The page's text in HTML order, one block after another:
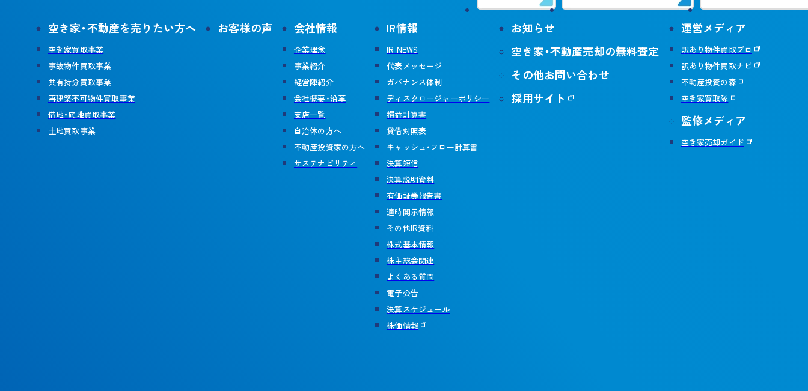
空き家・不動産を売りたい方へ
空き家買取事業
事故物件買取事業
共有持分買取事業
再建築不可物件買取事業
借地・底地買取事業
土地買取事業
お客様の声 会社情報
企業理念
事業紹介
経営陣紹介
会社概要・沿革
支店一覧
自治体の方へ
不動産投資家の方へ
サステナビリティ
IR情報
IR NEWS
代表メッセージ
ガバナンス体制
ディスクロージャーポリシー
損益計算書
貸借対照表
キャッシュ・フロー計算書
決算短信
決算説明資料
有価証券報告書
適時開示情報
その他IR資料
株式基本情報
株主総会関連
よくある質問
電子公告
決算スケジュール
株価情報
お知らせ
空き家・不動産売却の無料査定
その他お問い合わせ
採用サイト
運営メディア
訳あり物件買取プロ
訳あり物件買取ナビ
不動産投資の森
空き家買取隊
監修メディア
空き家売却ガイド